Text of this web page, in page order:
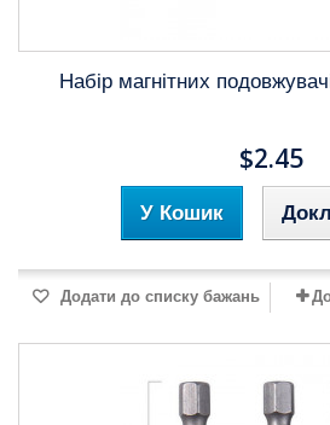
Набір магнітних
$2.45
У Кошик
Додати до списку бажань